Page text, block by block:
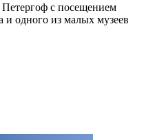
Петергоф с посещением
одного из малых музеев